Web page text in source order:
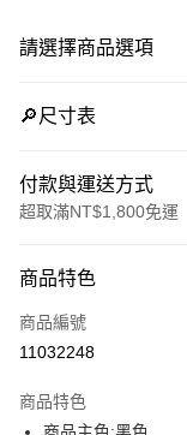
請選擇商品選項
🔎尺寸表
付款與運送方式
超取滿NT$1,800免運
信用卡一次付款
LINE Pay
街口支付
商品特色
商品編號
11032248
商品特色